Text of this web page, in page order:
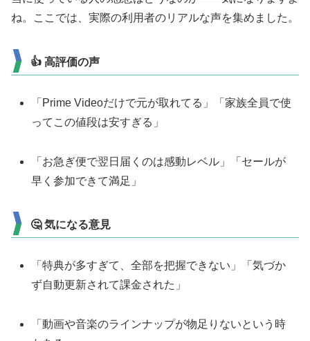
ね。ここでは、実際の利用者のリアルな声を集めました。
👍 高評価の声
「Prime Videoだけで元が取れてる」「家族全員で使
ってこの値段は安すぎる」
「お急ぎ便で翌日届くのは感動レベル」「セールが
早く参加できて満足」
🤔 気になる意見
「特典が多すぎて、全部を把握できない」「気づか
ず自動更新されて課金された」
「動画や音楽のラインナップが物足りないという時